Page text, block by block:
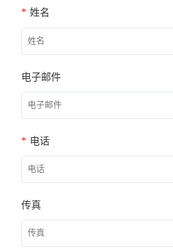
* 姓名
电子邮件
* 电话
传真